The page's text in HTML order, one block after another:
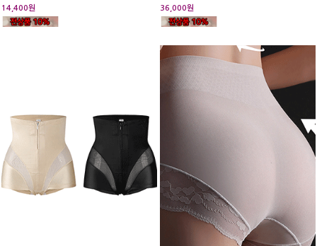
14,400원
36,000원